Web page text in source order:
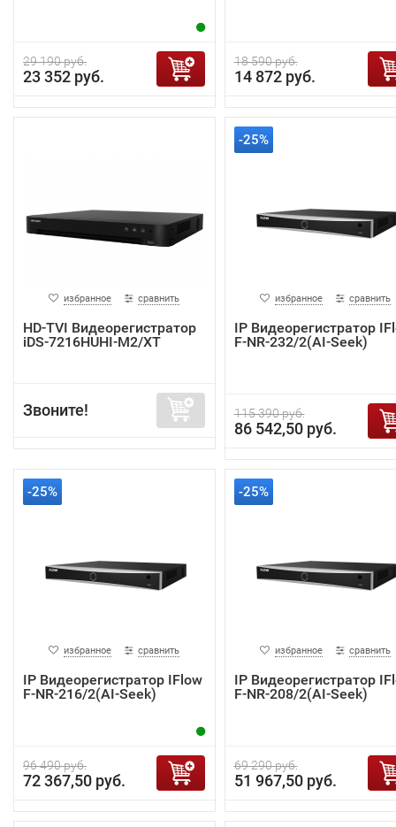
29 190 руб.
23 352 руб.
18 590 руб.
14 872 руб.
избранное сравнить
HD-TVI Видеорегистратор
iDS-7216HUHI-M2/XT
Звоните!
-25%
избранное сравнить
IP Видеорегистратор
F-NR-232/2(AI-Seek)
115 390 руб.
86 542,50 руб.
-25%
избранное сравнить
IP Видеорегистратор IFlow
F-NR-216/2(AI-Seek)
96 490 руб.
72 367,50 руб.
-25%
избранное сравнить
IP Видеорегистратор
F-NR-208/2(AI-Seek)
69 290 руб.
51 967,50 руб.